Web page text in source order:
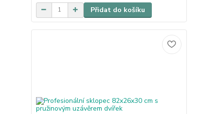
Přidat do košíku